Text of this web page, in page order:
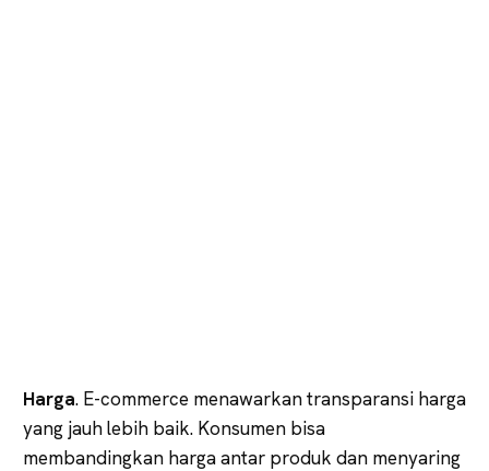
Harga. E-commerce menawarkan transparansi harga
yang jauh lebih baik. Konsumen bisa
membandingkan harga antar produk dan menyaring